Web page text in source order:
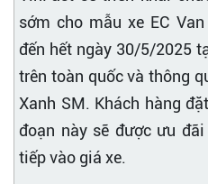
sớm cho mẫu xe EC
đến hết ngày 30/5/2025
trên toàn quốc và thông
Xanh SM. Khách hàng
đoạn này sẽ được ưu
tiếp vào giá xe.